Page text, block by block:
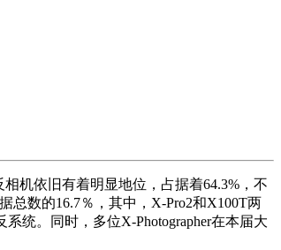
机依旧有着明显地位，占据着64.3%，不
总数的16.7％，其中，X-Pro2和X100T两
统。同时，多位X-Photographer在本届大